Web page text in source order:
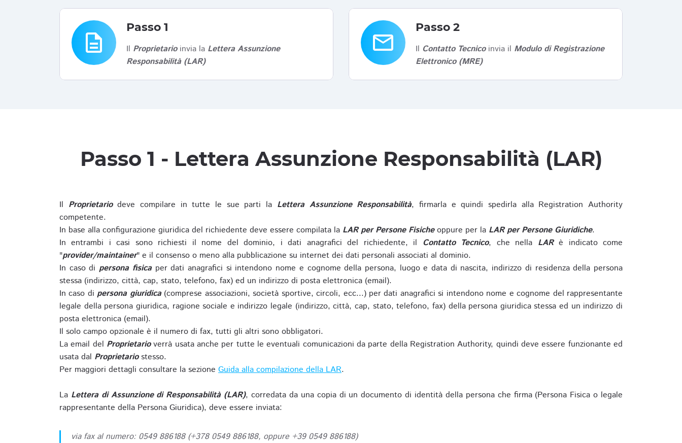
description
Passo 1
Il Proprietarioinvia la Lettera Assunzione
Responsabilità (LAR)
email
Passo 2
Il Contatto Tecnicoinvia il Modulo di Registrazione
Elettronico (MRE)
Passo 1 - Lettera Assunzione Responsabilità (LAR)
Il Proprietariodeve compilare in tutte le sue parti la Lettera Assunzione Responsabilità, firmarla e quindi spedirla alla Registration Authority
competente.
In base alla configurazione giuridica del richiedente deve essere compilata la LAR per Persone Fisicheoppure per la LAR per Persone Giuridiche.
In entrambi i casi sono richiesti il nome del dominio, i dati anagrafici del richiedente, il Contatto Tecnico, che nella LARè indicato come
"provider/maintainer" e il consenso o meno alla pubblicazione su internet dei dati personali associati al dominio.
In caso dipersona fisicaper dati anagrafici si intendono nome e cognome della persona, luogo e data di nascita, indirizzo di residenza della persona
stessa (indirizzo, città, cap, stato, telefono, fax) ed un indirizzo di posta elettronica (email).
In caso dipersona giuridica(comprese associazioni, società sportive, circoli, ecc...) per dati anagrafici si intendono nome e cognome del rappresentante
legale della persona giuridica, ragione sociale e indirizzo legale (indirizzo, città, cap, stato, telefono, fax) della persona giuridica stessa ed un indirizzo di
posta elettronica (email).
Il solo campo opzionale è il numero di fax, tutti gli altri sono obbligatori.
La email del Proprietarioverrà usata anche per tutte le eventuali comunicazioni da parte della Registration Authority, quindi deve essere funzionante ed
usata dal Proprietariostesso.
Per maggiori dettagli consultare la sezione Guida alla compilazione della LAR.
La Lettera di Assunzione di Responsabilità (LAR), corredata da una copia di un documento di identità della persona che firma (Persona Fisica o legale
rappresentante della Persona Giuridica), deve essere inviata:
via fax al numero: 0549 886188 (+378 0549 886188, oppure +39 0549 886188)